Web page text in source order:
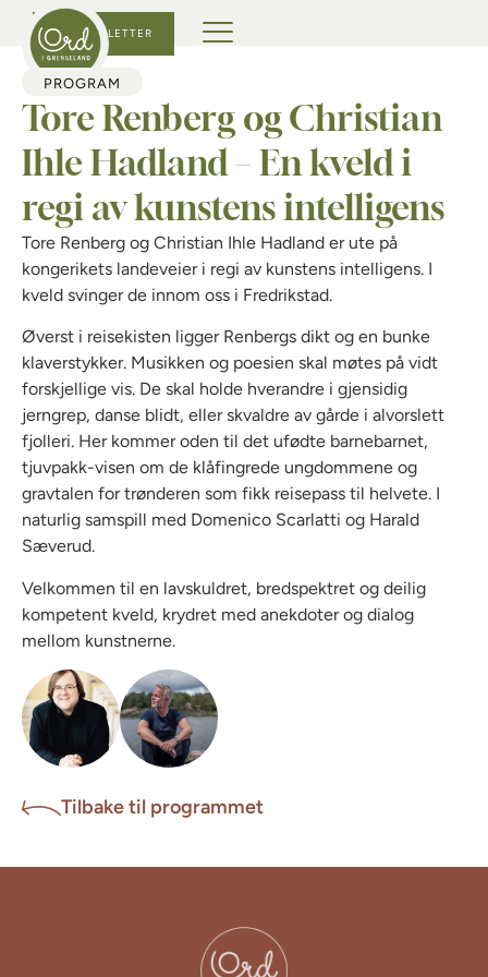
KJØP BILLETTER
PROGRAM
Tore Renberg og Christian
Ihle Hadland – En kveld i
regi av kunstens intelligens
Tore Renberg og Christian Ihle Hadland er ute på
kongerikets landeveier i regi av kunstens intelligens. I
kveld svinger de innom oss i Fredrikstad.
Øverst i reisekisten ligger Renbergs dikt og en bunke
klaverstykker. Musikken og poesien skal møtes på vidt
forskjellige vis. De skal holde hverandre i gjensidig
jerngrep, danse blidt, eller skvaldre av gårde i alvorslett
fjolleri. Her kommer oden til det ufødte barnebarnet,
tjuvpakk-visen om de klåfingrede ungdommene og
gravtalen for trønderen som fikk reisepass til helvete. I
naturlig samspill med Domenico Scarlatti og Harald
Sæverud.
Velkommen til en lavskuldret, bredspektret og deilig
kompetent kveld, krydret med anekdoter og dialog
mellom kunstnerne.
Tilbake til programmet